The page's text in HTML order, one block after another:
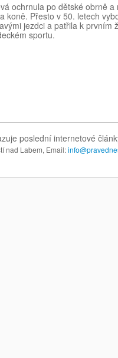
ochrnula po dětské obrně a
koně. Přesto v 50. letech
jezdci a patřila k prvním
sportu.
poslední internetové
nad Labem, Email: